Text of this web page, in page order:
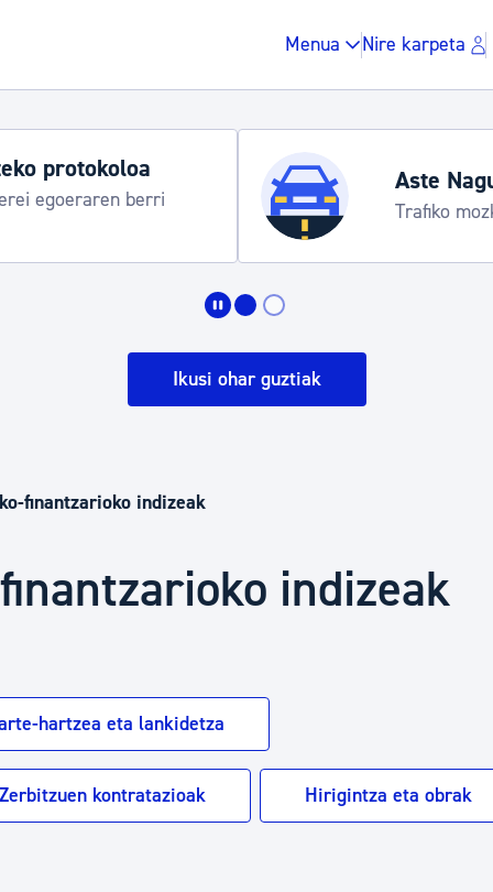
Menua Nire karpeta
Gune publikoa,
Garapen ekonomikoa
Nagusia 2026
mozketak eta garraio zerbitzu bereziak
Ikusi ohar guztiak
finantzarioko indizeak
indizeak
hartzea eta lankidetza
Zerbitzuen kontratazioak Hirigintza eta obrak